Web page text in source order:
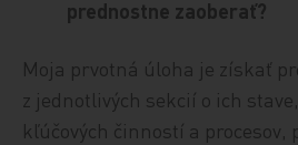
prednostne zaoberať?
Moja prvotná úloha je získať
z jednotlivých sekcií o ich
kľúčových činností a procesov,